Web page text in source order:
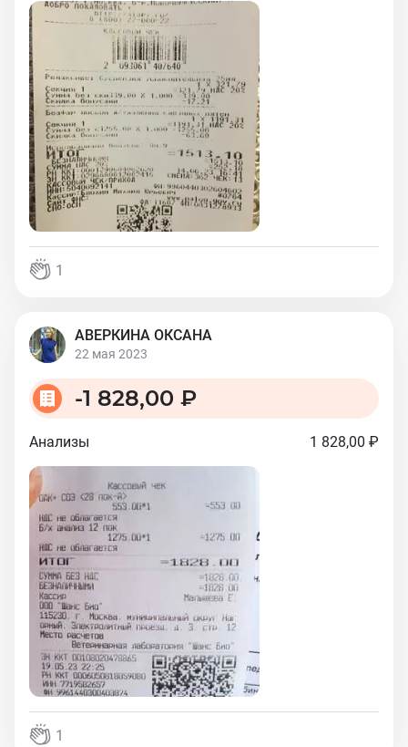
1
АВЕРКИНА ОКСАНА
22 мая 2023
-1 828,00 ₽
Анализы 1 828,00 ₽
1